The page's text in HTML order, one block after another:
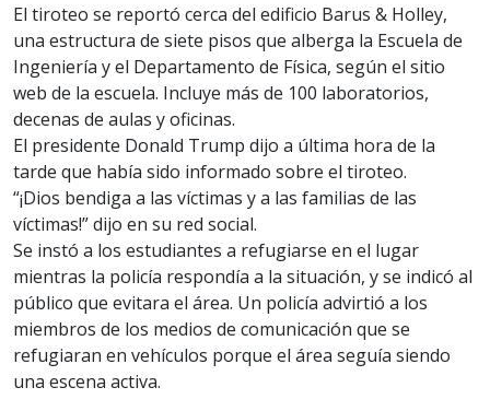
El tiroteo se reportó cerca del edificio Barus & Holley,
una estructura de siete pisos que alberga la Escuela de
Ingeniería y el Departamento de Física, según el sitio
web de la escuela. Incluye más de 100 laboratorios,
decenas de aulas y oficinas.
El presidente Donald Trump dijo a última hora de la
tarde que había sido informado sobre el tiroteo.
“¡Dios bendiga a las víctimas y a las familias de las
víctimas!” dijo en su red social.
Se instó a los estudiantes a refugiarse en el lugar
mientras la policía respondía a la situación, y se indicó al
público que evitara el área. Un policía advirtió a los
miembros de los medios de comunicación que se
refugiaran en vehículos porque el área seguía siendo
una escena activa.